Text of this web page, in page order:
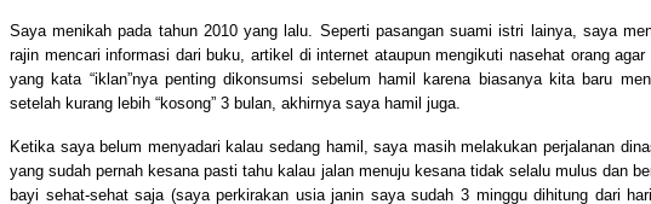
Saya menikah pada tahun 2010 yang lalu. Seperti pasangan suami istri lainya, saya
rajin mencari informasi dari buku, artikel di internet ataupun mengikuti nasehat orang
yang kata “iklan”nya penting dikonsumsi sebelum hamil karena biasanya kita baru
setelah kurang lebih “kosong” 3 bulan, akhirnya saya hamil juga.
Ketika saya belum menyadari kalau sedang hamil, saya masih melakukan perjalanan
yang sudah pernah kesana pasti tahu kalau jalan menuju kesana tidak selalu mulus dan
bayi sehat-sehat saja (saya perkirakan usia janin saya sudah 3 minggu dihitung dari